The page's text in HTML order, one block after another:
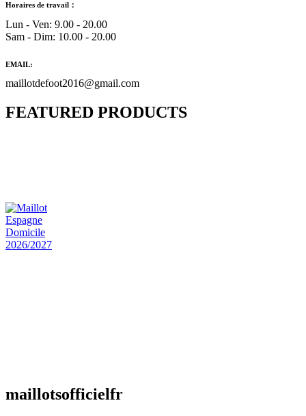
Horaires de travail：
Lun - Ven: 9.00 - 20.00
Sam - Dim: 10.00 - 20.00
EMAIL:
maillotdefoot2016@gmail.com
FEATURED PRODUCTS
maillotsofficielfr